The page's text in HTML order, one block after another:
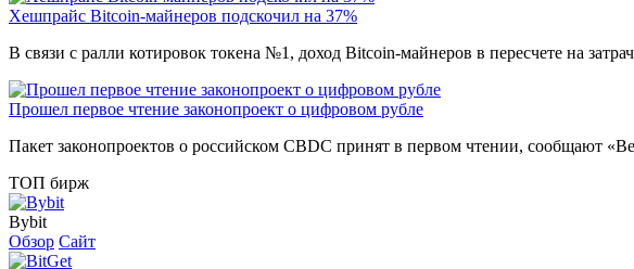
Хешпрайс Bitcoin-майнеров подскочил на 37%
В связи с ралли котировок токена №1, доход Bitcoin-майнеров в пересчете на
Прошел первое чтение законопроект о цифровом рубле
Пакет законопроектов о российском CBDC принят в первом чтении, сообщают
ТОП бирж
Bybit
Обзор Сайт